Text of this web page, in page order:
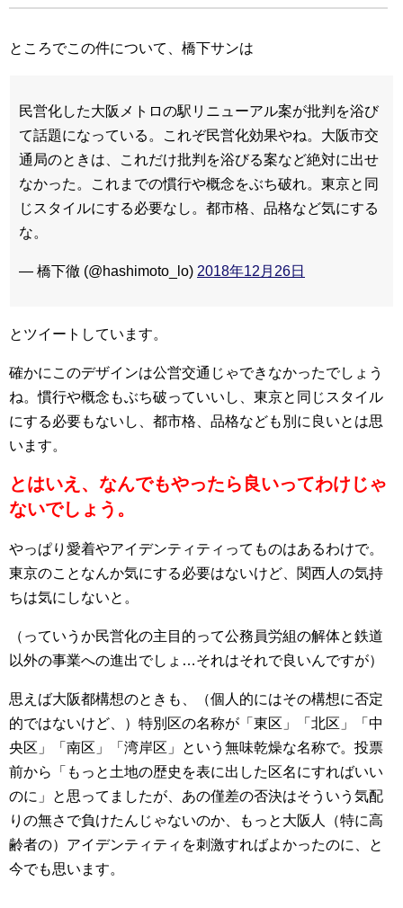
ところでこの件について、橋下サンは
民営化した大阪メトロの駅リニューアル案が批判を浴び
て話題になっている。これぞ民営化効果やね。大阪市交
通局のときは、これだけ批判を浴びる案など絶対に出せ
なかった。これまでの慣行や概念をぶち破れ。東京と同
じスタイルにする必要なし。都市格、品格など気にする
な。
— 橋下徹 (@hashimoto_lo) 2018年12月26日
とツイートしています。
確かにこのデザインは公営交通じゃできなかったでしょう
ね。慣行や概念もぶち破っていいし、東京と同じスタイル
にする必要もないし、都市格、品格なども別に良いとは思
います。
とはいえ、なんでもやったら良いってわけじゃ
ないでしょう。
やっぱり愛着やアイデンティティってものはあるわけで。
東京のことなんか気にする必要はないけど、関西人の気持
ちは気にしないと。
（っていうか民営化の主目的って公務員労組の解体と鉄道
以外の事業への進出でしょ…それはそれで良いんですが）
思えば大阪都構想のときも、（個人的にはその構想に否定
的ではないけど、）特別区の名称が「東区」「北区」「中
央区」「南区」「湾岸区」という無味乾燥な名称で。投票
前から「もっと土地の歴史を表に出した区名にすればいい
のに」と思ってましたが、あの僅差の否決はそういう気配
りの無さで負けたんじゃないのか、もっと大阪人（特に高
齢者の）アイデンティティを刺激すればよかったのに、と
今でも思います。